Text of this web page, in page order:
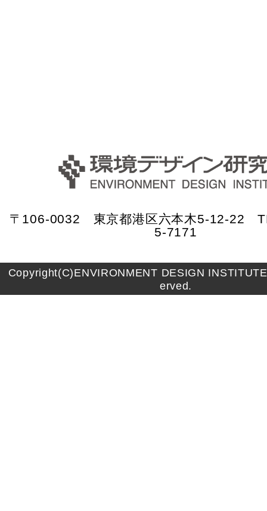
〒106-0032 東京都港区六本木5-12-22
5-7171
Copyright(C)ENVIRONMENT DESIGN
erved.